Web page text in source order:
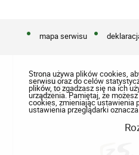
mapa serwisu
Strona używa plików cookies,
serwisu oraz do celów
plików, to zgadzasz się na ich
urządzenia. Pamiętaj, że
cookies, zmieniając ustawienia
ustawienia przeglądarki